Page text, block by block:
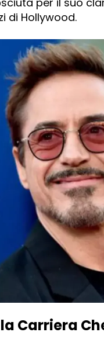
di Hollywood.
Carriera